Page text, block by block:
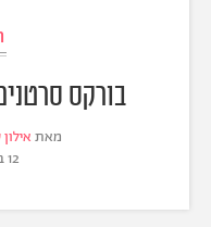
בורקס
מאת
12 בספטמבר 2017